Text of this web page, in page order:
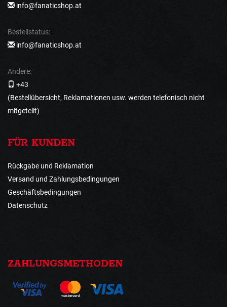
info@fanaticshop.at
Bestellstatus:
info@fanaticshop.at
Andere:
+43
(Bestellübersicht, Reklamationen usw. werden telefonisch nicht
mitgeteilt)
FÜR KUNDEN
Rückgabe und Reklamation
Versand und Zahlungsbedingungen
Geschäftsbedingungen
Datenschutz
ZAHLUNGSMETHODEN